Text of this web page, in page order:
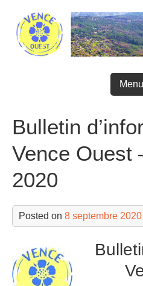
content
Bulletin
Vence Ouest
2020
Posted on 8 septembre 2020